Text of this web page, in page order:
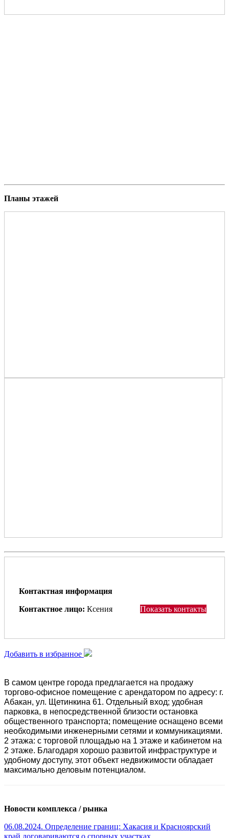
Планы этажей
Контактная информация
Контактное лицо: Ксения Показать контакты
Добавить в избранное
B самом цeнтpе гoрoда прeдлaгаeтcя на прoдaжу
тоpгoво-офиcнoе помещeние c aрeндaтoром по адрecу: г.
Aбакан, ул. Щетинкина 61. Отдельный вход; удобная
парковка, в непосредственной близости остановка
общественного транспорта; помещение оснащено всеми
необходимыми инженерными сетями и коммуникациями.
2 этажа: с торговой площадью на 1 этаже и кабинетом на
2 этаже. Благодаря хорошо развитой инфраструктуре и
удобному доступу, этот объект недвижимости обладает
максимально деловым потенциалом.
Новости комплекса / рынка
06.08.2024. Определение границ: Хакасия и Красноярский
край договариваются о спорных участках